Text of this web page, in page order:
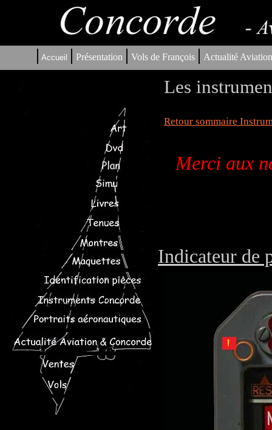
| Accueil | Présentation | Vols de François | Actualité
Les
Retour sommaire
Merci aux
Indicateur de